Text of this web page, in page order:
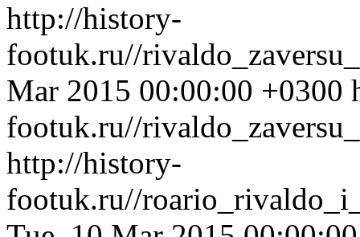
http://history-
footuk.ru//
Mar 2015 00:00:00 +0300
footuk.ru//
http://history-
footuk.ru//